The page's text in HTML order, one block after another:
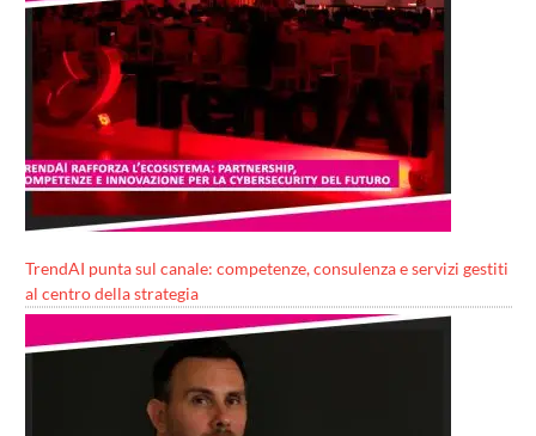
TrendAI punta sul canale: competenze, consulenza e servizi gestiti
al centro della strategia